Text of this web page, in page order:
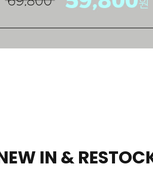
IN &